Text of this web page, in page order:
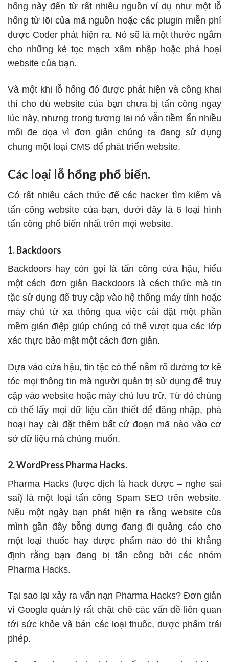
hổng này đến từ rất nhiều nguồn ví dụ như một lỗ
hổng từ lõi của mã nguồn hoặc các plugin miễn phí
được Coder phát hiện ra. Nó sẽ là một thước ngắm
cho những kẻ tọc mạch xâm nhập hoặc phá hoại
website của bạn.
Và một khi lỗ hổng đó được phát hiện và công khai
thì cho dù website của bạn chưa bị tấn công ngay
lúc này, nhưng trong tương lai nó vẫn tiềm ẩn nhiều
mối đe dọa vì đơn giản chúng ta đang sử dụng
chung một loại CMS để phát triển website.
Các loại lỗ hổng phổ biến.
Có rất nhiều cách thức để các hacker tìm kiếm và
tấn công website của bạn, dưới đây là 6 loại hình
tấn công phổ biến nhất trên mọi website.
1. Backdoors
Backdoors hay còn gọi là tấn công cửa hậu, hiểu
một cách đơn giản Backdoors là cách thức mà tin
tặc sử dụng để truy cập vào hệ thống máy tính hoặc
máy chủ từ xa thông qua việc cài đặt một phần
mềm gián điệp giúp chúng có thể vượt qua các lớp
xác thực bảo mật một cách đơn giản.
Dựa vào cửa hậu, tin tặc có thể nắm rõ đường tơ kẽ
tóc mọi thông tin mà người quản trị sử dụng để truy
cập vào website hoặc máy chủ lưu trữ. Từ đó chúng
có thể lấy mọi dữ liệu cần thiết để đăng nhập, phá
hoại hay cài đặt thêm bất cứ đoạn mã nào vào cơ
sở dữ liệu mà chúng muốn.
2. WordPress Pharma Hacks.
Pharma Hacks (lược dịch là hack dược – nghe sai
sai) là một loại tấn công Spam SEO trên website.
Nếu một ngày bạn phát hiện ra rằng website của
mình gần đây bỗng dưng đang đi quảng cáo cho
một loại thuốc hay dược phẩm nào đó thì khẳng
định rằng bạn đang bị tấn công bởi các nhóm
Pharma Hacks.
Tại sao lại xảy ra vấn nạn Pharma Hacks? Đơn giản
vì Google quản lý rất chặt chẽ các vấn đề liên quan
tới sức khỏe và bán các loại thuốc, dược phẩm trái
phép.